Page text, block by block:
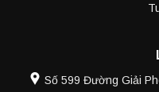
Số 599 Đường Giải